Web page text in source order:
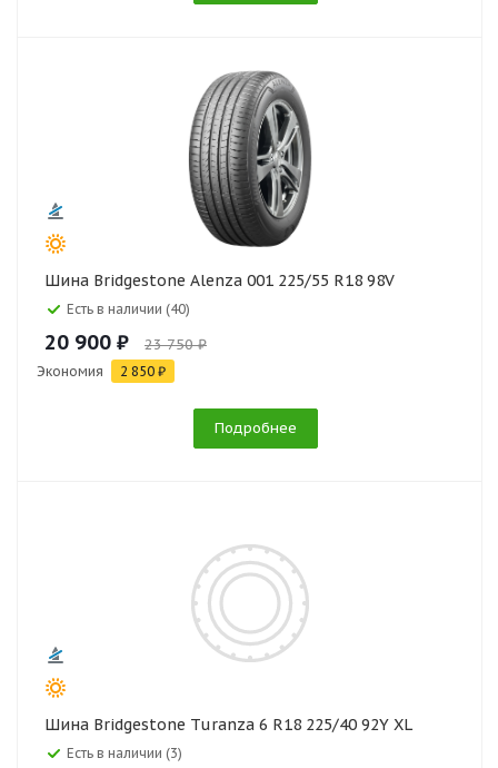
Шина Bridgestone Alenza 001 225/55 R18 98V
Есть в наличии (40)
20 900 ₽ 23 750 ₽
Экономия 2 850 ₽
Подробнее
Шина Bridgestone Turanza 6 R18 225/40 92Y XL
Есть в наличии (3)